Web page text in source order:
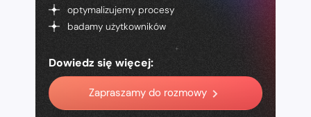
optymalizujemy procesy
badamy użytkowników
Dowiedz się więcej:
Zapraszamy do rozmowy